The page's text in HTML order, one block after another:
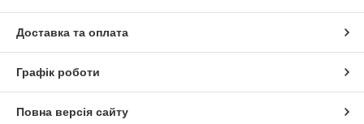
Доставка та оплата
Графік роботи
Повна версія сайту